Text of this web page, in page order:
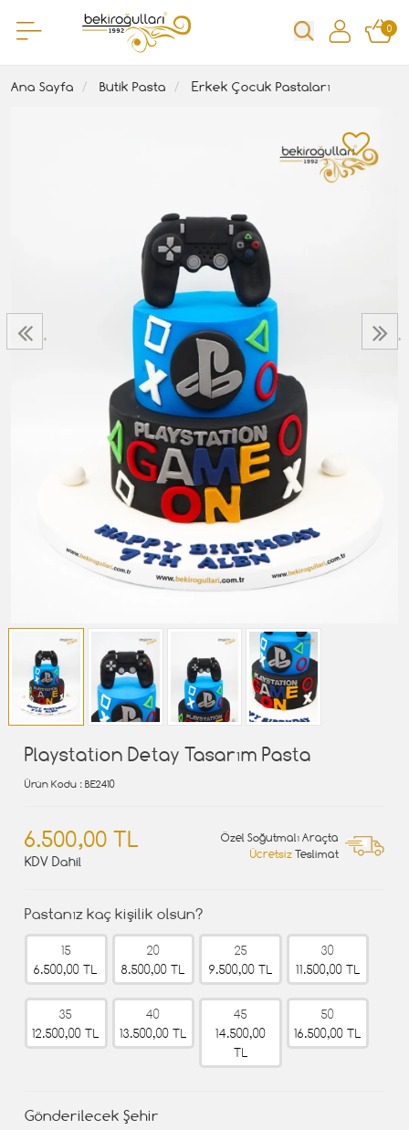
0
Ana Sayfa Butik Pasta Erkek Çocuk Pastaları
‹ ›
Playstation Detay Tasarım Pasta
Ürün Kodu : BE2410
6.500,00 TL
KDV Dahil
Özel Soğutmalı Araçta
Ücretsiz Teslimat
Pastanız kaç kişilik olsun?
15
6.500,00 TL
20
8.500,00 TL
25
9.500,00 TL
30
11.500,00 TL
35
12.500,00 TL
40
13.500,00 TL
45
14.500,00
TL
50
16.500,00 TL
Gönderilecek Şehir